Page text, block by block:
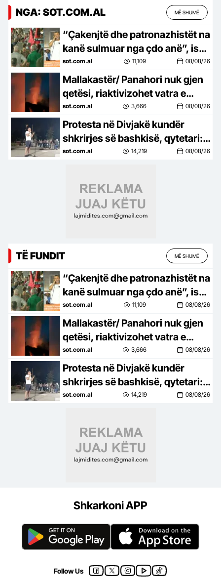
NGA: SOT.COM.AL MË SHUMË
“Çakenjtë dhe patronazhistët na
kanë sulmuar nga çdo anë”, ish-
luftëtari i UÇK-së: Destinacioni
ynë, Shqipëria e re!
sot.com.al 11,109 08/08/26
Mallakastër/ Panahori nuk gjen
qetësi, riaktivizohet vatra e
zjarrit
sot.com.al 3,666 08/08/26
Protesta në Divjakë kundër
shkrirjes së bashkisë, qytetari:
Duan bregdetin dhe Parkun e
sot.com.al 14,219 08/08/26
TË FUNDIT MË SHUMË
“Çakenjtë dhe patronazhistët na
kanë sulmuar nga çdo anë”, ish-
luftëtari i UÇK-së: Destinacioni
ynë, Shqipëria e re!
sot.com.al 11,109 08/08/26
Mallakastër/ Panahori nuk gjen
qetësi, riaktivizohet vatra e
zjarrit
sot.com.al 3,666 08/08/26
Protesta në Divjakë kundër
shkrirjes së bashkisë, qytetari:
Duan bregdetin dhe Parkun e
sot.com.al 14,219 08/08/26
Shkarkoni APP
Follow Us